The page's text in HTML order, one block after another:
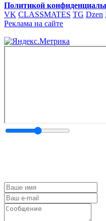
Политикой
VK CLASSMATES TG Dzen
Реклама на сайте